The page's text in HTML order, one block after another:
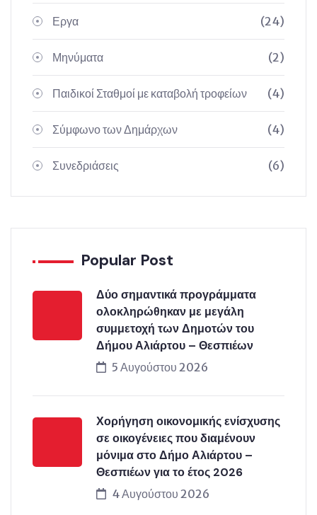
Εργα (24)
Μηνύματα (2)
Παιδικοί Σταθμοί με καταβολή τροφείων (4)
Σύμφωνο των Δημάρχων (4)
Συνεδριάσεις (6)
Popular Post
Δύο σημαντικά προγράμματα
ολοκληρώθηκαν με μεγάλη
συμμετοχή των Δημοτών του
Δήμου Αλιάρτου – Θεσπιέων
5 Αυγούστου 2026
Χορήγηση οικονομικής ενίσχυσης
σε οικογένειες που διαμένουν
μόνιμα στο Δήμο Αλιάρτου –
Θεσπιέων για το έτος 2026
4 Αυγούστου 2026